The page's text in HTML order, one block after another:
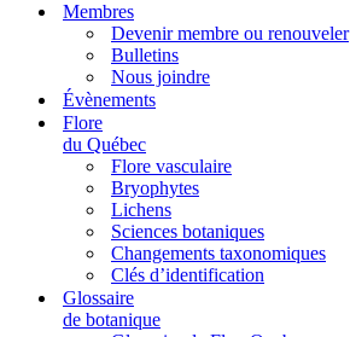
Membres
Devenir membre ou renouveler
Bulletins
Nous joindre
Évènements
Flore
du Québec
Flore vasculaire
Bryophytes
Lichens
Sciences botaniques
Changements taxonomiques
Clés d’identification
Glossaire
de botanique